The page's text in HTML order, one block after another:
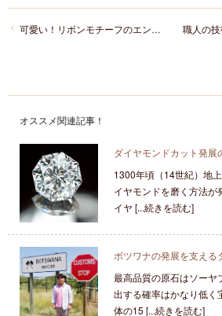
可愛い！リボンモチーフのエンゲージリング＆マリッジリングはinfinityloveインフィニティラブ
オススメ関連記事！
ダイヤモンドカット発展
1300年頃（14世紀）地
イヤモンドを磨く方法
イヤ [...続きを読む]
ボツワナの発展を支える
最高品質の原石はソーヤ
出する確率はかなり低く
体の15 [...続きを読む]